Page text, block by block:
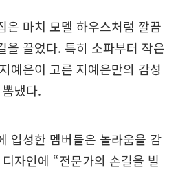
은 마치 모델 하우스처럼 깔끔
을 끌었다. 특히 소파부터 작은
예은이 고른 지예은만의 감성
냈다.
입성한 멤버들은 놀라움을 감
자인에 “전문가의 손길을 빌